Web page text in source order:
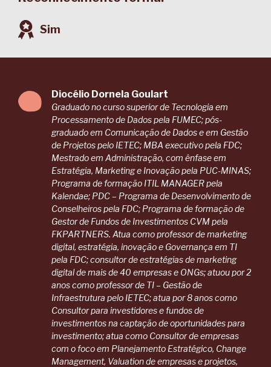
Sim
Diocélio Dornela Goulart
Graduado no curso superior de Tecnologia em
Processamento de Dados pela FUMEC; pós-
graduado em Comunicação de Dados e em Gestão
de Projetos pelo IETEC; MBA executivo pela FDC;
Mestrado em Administração, com ênfase em
Estratégia, Marketing e Inovação pela PUC-MINAS;
Programa de formação ITIL MANAGER pela
Kalendae; PDC – Programa de Desenvolvimento de
Conselheiros pela FDC; Programa de formação de
Gestor de Fundos de Investimentos CVM pela
FKPARTNERS. Atua como professor de marketing
digital, estratégia, inovação e Governança em TI
pela FDC; consultor de estratégias de marketing
digital de mais de 40 empresas e ONGs; atuou por 2
anos como professor de TI – Gestão de
Infraestrutura pelo IETEC; atua por 8 anos como
Consultor para investidores e fundos de
investimentos na captação de oportunidades para
investimento; atua como Consultor de empresas
com o foco em Planejamento Estratégico, Change
Management, Valuation de empresas e projetos,